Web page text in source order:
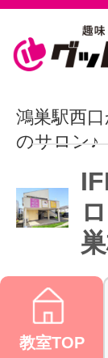
鴻巣駅西
のサロン♪
教室TOP